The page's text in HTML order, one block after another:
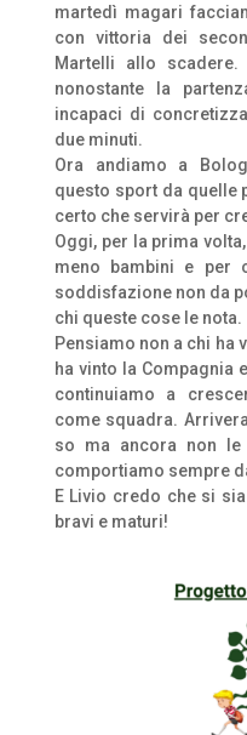
martedì magari
con vittoria dei
Martelli allo
nonostante la
incapaci di
due minuti.
Ora andiamo a
questo sport da quelle
certo che servirà per
Oggi, per la prima
meno bambini e per
soddisfazione non da
chi queste cose le nota.
Pensiamo non a chi ha
ha vinto la Compagnia
continuiamo a
come squadra.
so ma ancora non
comportiamo sempre
E Livio credo che si
bravi e maturi!